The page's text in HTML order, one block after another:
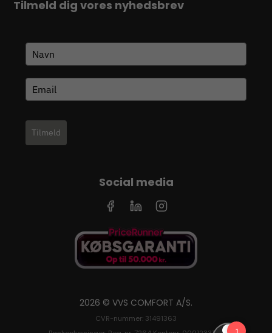
Tilmeld dig vores nyhedsbrev
Tilmeld
Social media
2026 © VVS COMFORT A/S.
CVR-nummer: 31491363